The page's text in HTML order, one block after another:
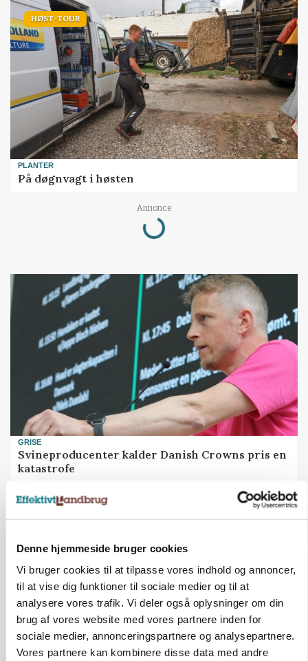
Denne hjemmeside bruger cookies
Vi bruger cookies til at tilpasse vores indhold og annoncer,
til at vise dig funktioner til sociale medier og til at
analysere vores trafik. Vi deler også oplysninger om din
brug af vores website med vores partnere inden for
sociale medier, annonceringspartnere og analysepartnere.
Vores partnere kan kombinere disse data med andre
HØST-TOUR
PLANTER
På døgnvagt i høsten
Annonce
Loading...
GRISE
Svineproducenter kalder Danish Crowns pris en
katastrofe